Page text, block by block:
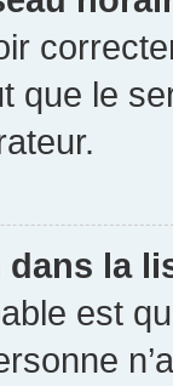
que le
dans la
est